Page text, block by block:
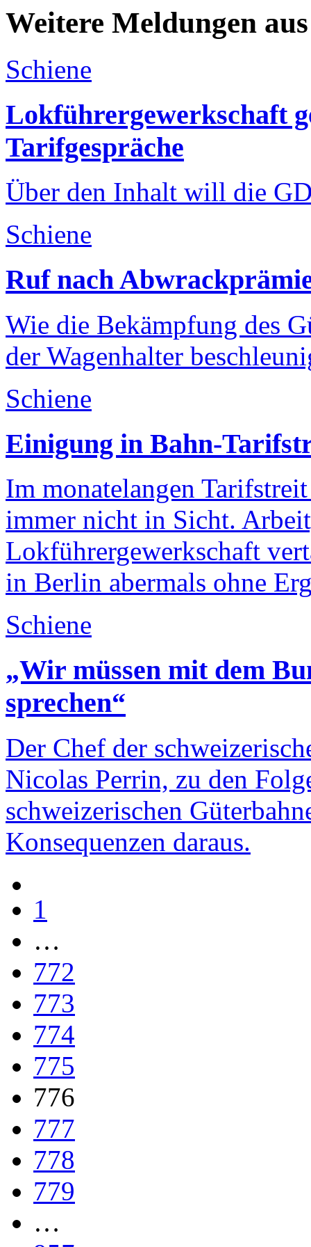
Weitere Meldungen
Schiene
Lokführergewerkschaft
Tarifgespräche
Über den Inhalt will die
Schiene
Ruf nach
Wie die Bekämpfung des
der Wagenhalter
Schiene
Einigung in Bahn-
Im monatelangen
immer nicht in Sicht.
Lokführergewerkschaft
in Berlin abermals ohne
Schiene
„Wir müssen mit dem
sprechen“
Der Chef der
Nicolas Perrin, zu den
schweizerischen
Konsequenzen daraus.
1
…
772
773
774
775
776
777
778
779
…